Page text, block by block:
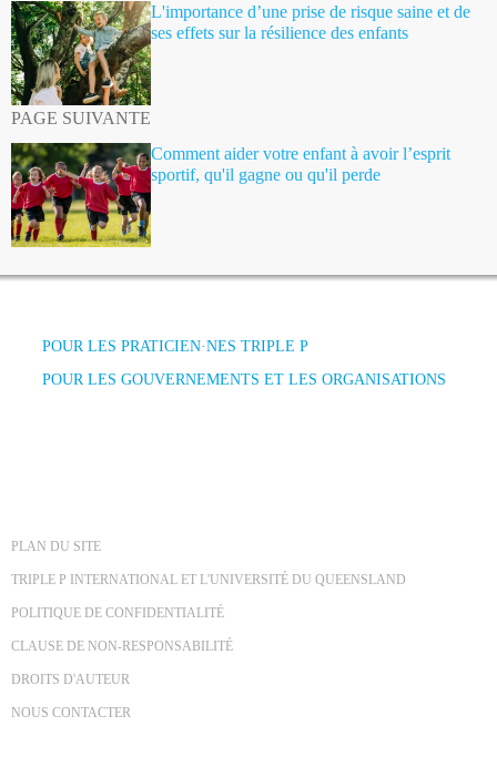
L'importance d’une prise de risque saine et de
ses effets sur la résilience des enfants
PAGE SUIVANTE
Comment aider votre enfant à avoir l’esprit
sportif, qu'il gagne ou qu'il perde
POUR LES PRATICIEN·NES TRIPLE P
POUR LES GOUVERNEMENTS ET LES ORGANISATIONS
PLAN DU SITE
TRIPLE P INTERNATIONAL ET L'UNIVERSITÉ DU QUEENSLAND
POLITIQUE DE CONFIDENTIALITÉ
CLAUSE DE NON-RESPONSABILITÉ
DROITS D'AUTEUR
NOUS CONTACTER